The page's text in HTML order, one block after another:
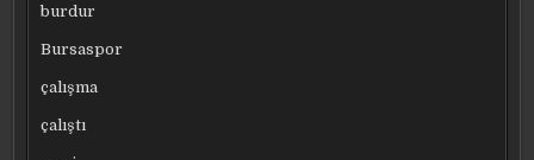
burdur
Bursaspor
çalışma
çalıştı